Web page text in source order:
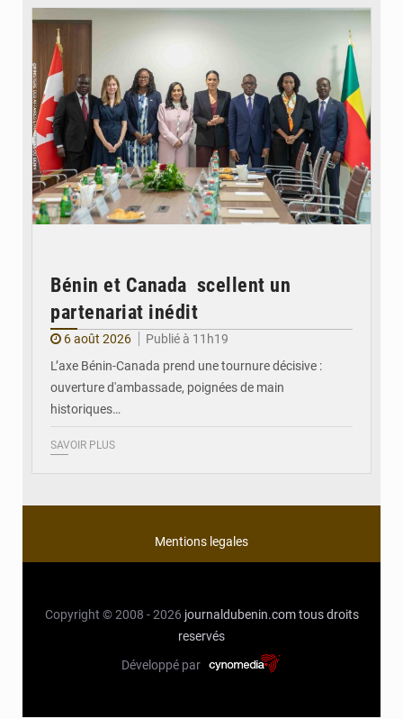
Bénin et Canada scellent un
partenariat inédit
6 août 2026
Publié à 11h19
L’axe Bénin-Canada prend une tournure décisive :
ouverture d'ambassade, poignées de main
historiques…
SAVOIR PLUS
Mentions legales
Copyright © 2008 - 2026 journaldubenin.com tous droits
reservés
Développé par